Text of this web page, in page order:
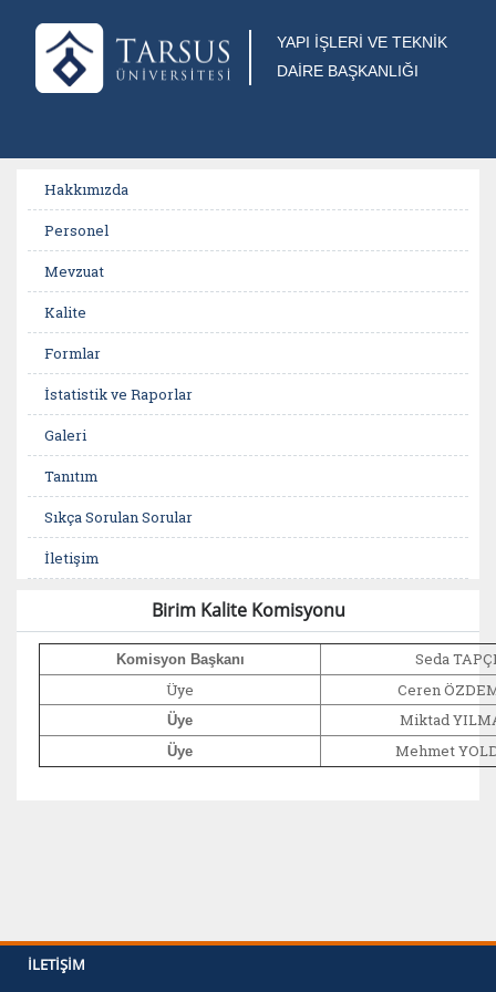
YAPI İŞLERİ VE TEKNİK
DAİRE BAŞKANLIĞI
Hakkımızda
Personel
Mevzuat
Kalite
Formlar
İstatistik ve Raporlar
Galeri
Tanıtım
Sıkça Sorulan Sorular
İletişim
Birim Kalite Komisyonu
Komisyon Başkanı
Seda
Üye
Ceren
Üye Miktad
Üye Mehmet
İLETIŞIM